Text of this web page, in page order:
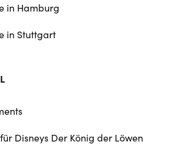
in Hamburg
in Stuttgart
Disneys Der König der Löwen